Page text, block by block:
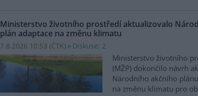
Ministerstvo životního prostředí aktualizovalo
plán adaptace na změnu klimatu
7.8.2026 10:53 (ČTK) Diskuse: 2
Ministerstvo životního
(MŽP) dokončilo návrh
Národního akčního
na změnu klimatu pro